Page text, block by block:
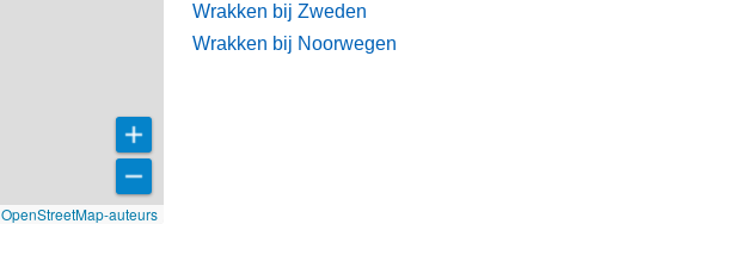
OpenStreetMap-auteurs
Wrakken bij Zweden
Wrakken bij Noorwegen